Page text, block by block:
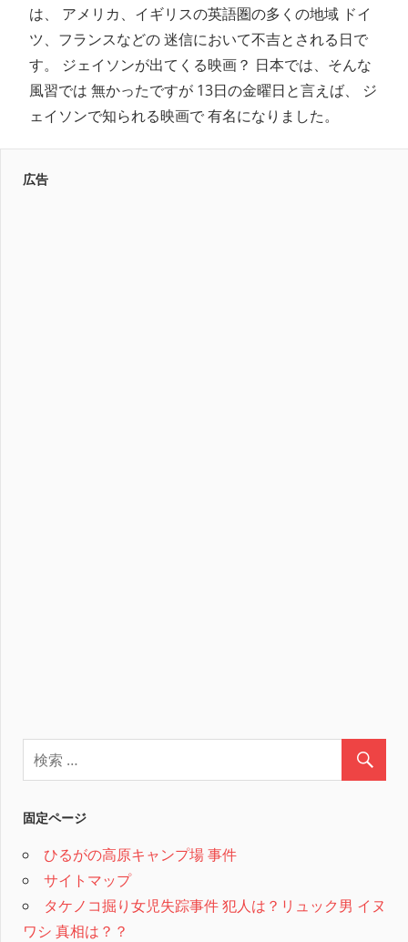
は、 アメリカ、イギリスの英語圏の多くの地域 ドイ
ツ、フランスなどの 迷信において不吉とされる日で
す。 ジェイソンが出てくる映画？ 日本では、そんな
風習では 無かったですが 13日の金曜日と言えば、 ジ
ェイソンで知られる映画で 有名になりました。
広告
固定ページ
ひるがの高原キャンプ場 事件
サイトマップ
タケノコ掘り女児失踪事件 犯人は？リュック男 イヌ
ワシ 真相は？？